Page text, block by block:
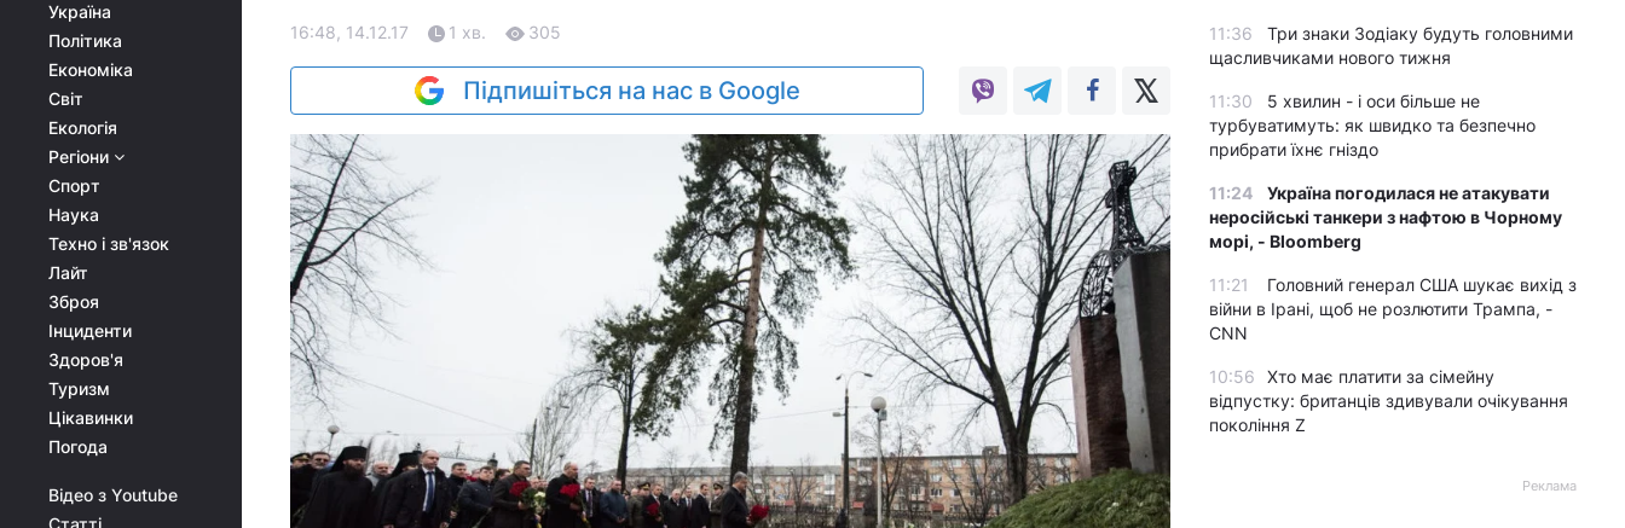
Україна
Політика
Економіка
Світ
Екологія
Регіони
Спорт
Наука
Техно і зв'язок
Лайт
Зброя
Інциденти
Здоров'я
Туризм
Цікавинки
Погода
Відео з Youtube
Статті
16:48, 14.12.17 1 хв. 305
Підпишіться на нас в Google
11:36
Три знаки Зодіаку будуть головними
щасливчиками нового тижня
11:30
5 хвилин - і оси більше не
турбуватимуть: як швидко та безпечно
прибрати їхнє гніздо
11:24
Україна погодилася не атакувати
неросійські танкери з нафтою в Чорному
морі, - Bloomberg
11:21
Головний генерал США шукає вихід з
війни в Ірані, щоб не розлютити Трампа, -
CNN
10:56
Хто має платити за сімейну
відпустку: британців здивували очікування
покоління Z
Реклама